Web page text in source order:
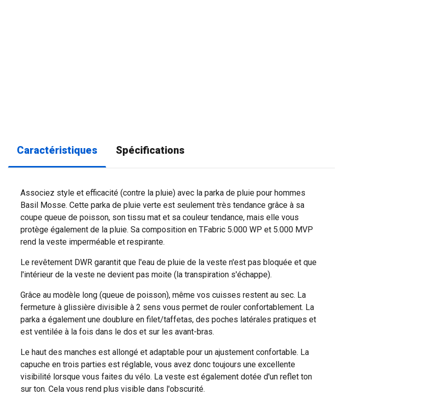
Caractéristiques Spécifications
Associez style et efficacité (contre la pluie) avec la parka de pluie pour hommes
Basil Mosse. Cette parka de pluie verte est seulement très tendance grâce à sa
coupe queue de poisson, son tissu mat et sa couleur tendance, mais elle vous
protège également de la pluie. Sa composition en TFabric 5.000 WP et 5.000 MVP
rend la veste imperméable et respirante.
Le revêtement DWR garantit que l'eau de pluie de la veste n'est pas bloquée et que
l'intérieur de la veste ne devient pas moite (la transpiration s'échappe).
Grâce au modèle long (queue de poisson), même vos cuisses restent au sec. La
fermeture à glissière divisible à 2 sens vous permet de rouler confortablement. La
parka a également une doublure en filet/taffetas, des poches latérales pratiques et
est ventilée à la fois dans le dos et sur les avant-bras.
Le haut des manches est allongé et adaptable pour un ajustement confortable. La
capuche en trois parties est réglable, vous avez donc toujours une excellente
visibilité lorsque vous faites du vélo. La veste est également dotée d'un reflet ton
sur ton. Cela vous rend plus visible dans l'obscurité.